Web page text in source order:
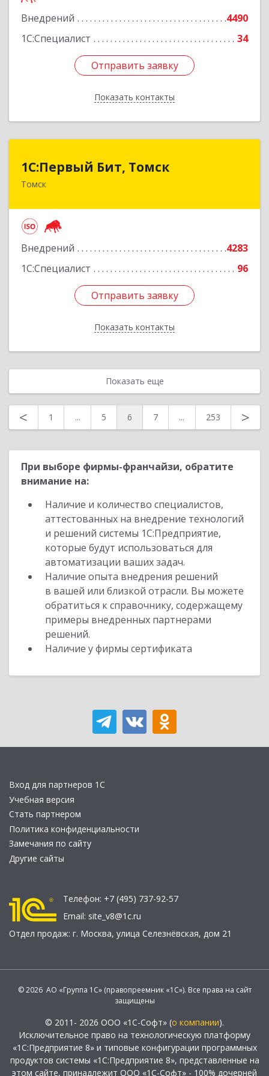
Внедрений
4490
1С:Специалист
34
Отправить заявку
Показать контакты
Отправить заявку
Назад
1С:Первый Бит, Томск
Томск
Внедрений
4283
1С:Специалист
96
Отправить заявку
Показать контакты
634041, Томская обл, Томск г, Кирова пр-кт,
Отправить заявку
Назад
Показать еще
< 1 ... 5 6 7 ... 253 >
При выборе фирмы-франчайзи, обратите
внимание на:
Наличие и количество специалистов,
аттестованных на внедрение технологий
и решений системы 1С:Предприятие,
которые будут использоваться для
автоматизации ваших задач.
Наличие опыта внедрения решений
в вашей или близкой отрасли. Вы можете
обратиться к справочнику, содержащему
примеры внедренных партнерами
решений.
Наличие у фирмы сертификата
Вход для партнеров 1С
Учебная версия
Стать партнером
Политика конфиденциальности
Замечания по сайту
Другие сайты
Телефон: +7 (495) 737-92-57
Email: site_v8@1c.ru
Отдел продаж: г. Москва, улица Селезнёвская, дом 21
© 2026 АО «Группа 1С» (правопреемник «1С»). Все права на сайт
защищены
© 2011- 2026 ООО «1С-Софт» (о компании).
Исключительное право на технологическую платформу
«1С:Предприятие 8» и типовые конфигурации программных
продуктов системы «1С:Предприятие 8», представленные на
этом сайте, принадлежит ООО «1С-Софт» - 100% дочерней